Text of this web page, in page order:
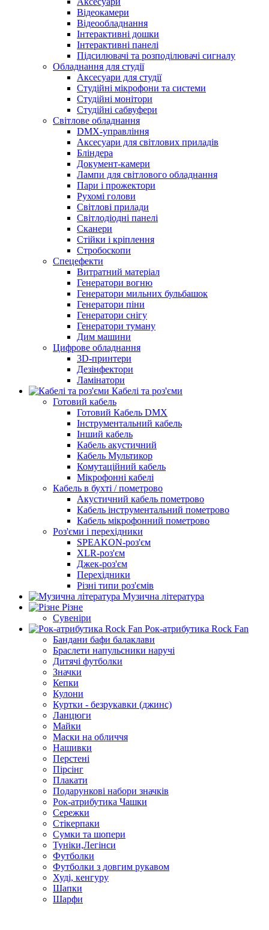
Відеокамери
Відеообладнання
Інтерактивні дошки
Інтерактивні панелі
Підсилювачі та розподілювачі сигналу
Обладнання для студії
Аксесуари для студії
Студійні мікрофони та системи
Студійні монітори
Студійні сабвуфери
Світлове обладнання
DMX-управління
Аксесуари для світлових приладів
Бліндера
Документ-камери
Лампи для світлового обладнання
Пари і прожектори
Рухомі голови
Світлові прилади
Світлодіодні панелі
Сканери
Стійки і кріплення
Стробоскопи
Спецефекти
Витратний матеріал
Генератори вогню
Генератори мильних бульбашок
Генератори піни
Генератори снігу
Генератори туману
Дим машини
Цифрове обладнання
3D-принтери
Дезінфектори
Ламінатори
Кабелі та роз'єми
Готовий кабель
Готовий Кабель DMX
Інструментальний кабель
Інший кабель
Кабель акустичний
Кабель Мультикор
Комутаційний кабель
Мікрофонні кабелі
Кабель в бухті / пометрово
Акустичний кабель пометрово
Кабель інструментальний пометрово
Кабель мікрофонний пометрово
Роз'єми і перехідники
SPEAKON-роз'єм
XLR-роз'єм
Джек-роз'єм
Перехідники
Різні типи роз'ємів
Музична література
Різне
Сувеніри
Рок-атрибутика Rock Fan
Бандани бафи балаклави
Браслети напульсники наручі
Дитячі футболки
Значки
Кепки
Кулони
Куртки - безрукавки (джинс)
Ланцюги
Майки
Маски на обличчя
Нашивки
Перстені
Пірсінг
Плакати
Подарункові набори значків
Рок-атрибутика Чашки
Сережки
Стікерпаки
Сумки та шопери
Туніки,Легінси
Футболки
Футболки з довгим рукавом
Худі, кенгуру
Шапки
Шарфи